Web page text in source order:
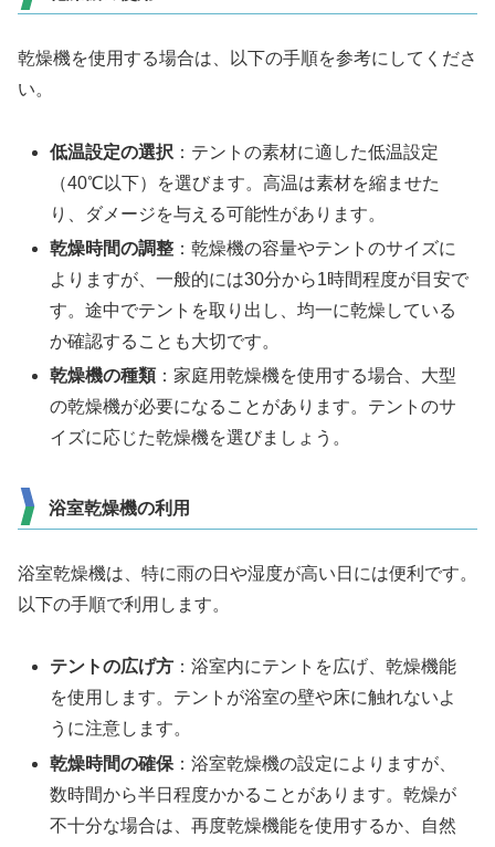
乾燥機を使用する場合は、以下の手順を参考にしてくださ
い。
低温設定の選択 ：テントの素材に適した低温設定
（40℃以下）を選びます。高温は素材を縮ませた
り、ダメージを与える可能性があります。
乾燥時間の調整 ：乾燥機の容量やテントのサイズに
よりますが、一般的には30分から1時間程度が目安で
す。途中でテントを取り出し、均一に乾燥している
か確認することも大切です。
乾燥機の種類：家庭用乾燥機を使用する場合、大型
の乾燥機が必要になることがあります。テントのサ
イズに応じた乾燥機を選びましょう。
浴室乾燥機の利用
浴室乾燥機は、特に雨の日や湿度が高い日には便利です。
以下の手順で利用します。
テントの広げ方 ：浴室内にテントを広げ、乾燥機能
を使用します。テントが浴室の壁や床に触れないよ
うに注意します。
乾燥時間の確保 ：浴室乾燥機の設定によりますが、
数時間から半日程度かかることがあります。乾燥が
不十分な場合は、再度乾燥機能を使用するか、自然